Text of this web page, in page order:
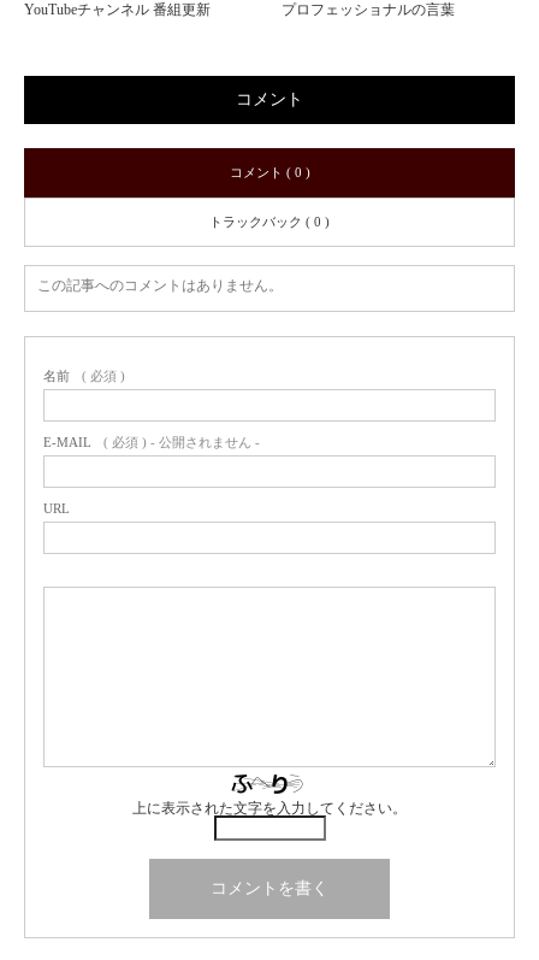
YouTubeチャンネル 番組更新 プロフェッショナルの言葉
コメント
コメント ( 0 )
トラックバック ( 0 )
この記事へのコメントはありません。
名前 ( 必須 )
E-MAIL ( 必須 ) - 公開されません -
URL
上に表示された文字を入力してください。